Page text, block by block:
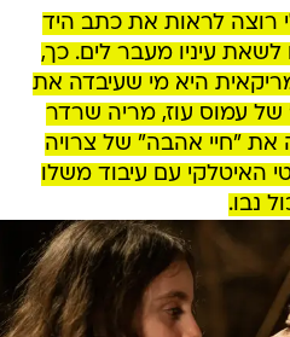
רוצה לראות את כתב היד
עיניו מעבר לים. כך,
היא מי שעיבדה את
עמוס עוז, מריה שרדר
את "חיי אהבה" של צרויה
האיטלקי עם עיבוד משלו
נבו.